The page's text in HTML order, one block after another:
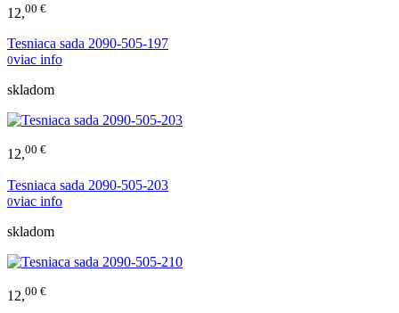
12,00 €
Tesniaca sada 2090-505-197
0viac info
skladom
12,00 €
Tesniaca sada 2090-505-203
0viac info
skladom
12,00 €